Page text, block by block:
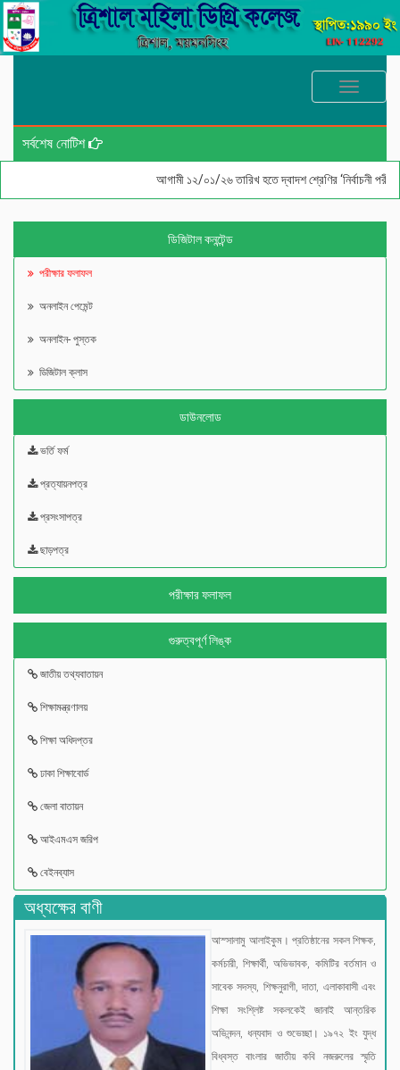
Toggle
সর্বশেষ নোটিশ
আগামী ১২/০১/২৬ তারিখ হতে দ্বাদশ শ্রেণির ‘নির্বাচনী
ডিজিটাল কনন্টেন্ড
পরীক্ষার ফলাফল
অনলাইন পেমেন্ট
অনলাইন- পুস্তক
ডিজিটাল ক্লাস
ডাউনলোড
ভর্তি ফর্ম
প্রত্যায়নপত্র
প্রসংসাপত্র
ছাড়পত্র
পরীক্ষার ফলাফল
গুরুত্বপূর্ণ লিঙ্ক
জাতীয় তথ্যবাতায়ন
শিক্ষামন্ত্রণালয়
শিক্ষা অধিদপ্তর
ঢাকা শিক্ষাবোর্ড
জেলা বাতায়ন
আইএমএস জরিপ
বেইনব্যাস
অধ্যক্ষের বাণী
আস্সালামু আলাইকুম। প্রতিষ্ঠানের সকল শিক্ষক,
কর্মচারী, শিক্ষার্থী, অভিভাবক, কমিটির বর্তমান ও
সাবেক সদস্য, শিক্ষনুরাগী, দাতা, এলাকাবাসী এবং
শিক্ষা সংশ্লিষ্ট সকলকেই জানাই আন্তরিক
অভিনন্দন, ধন্যবাদ ও শুভেচ্ছা। ১৯৭২ ইং যুদ্ধ
বিধ্বস্ত বাংলার জাতীয় কবি নজরুলের স্মৃতি